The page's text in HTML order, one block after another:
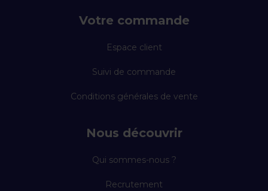
Votre commande
Espace client
Suivi de commande
Conditions générales de vente
Nous découvrir
Qui sommes-nous ?
Recrutement